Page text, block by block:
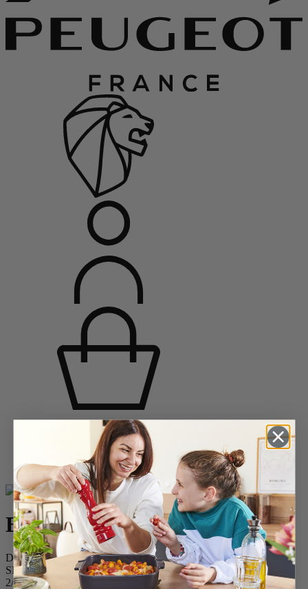
Moulins épices
Duos et combi 2 en 1
Bistro
Bistro
Duo de moulins à poivre et à sel manuels en acryl, 10 cm - 4in
SKU
2/4168700